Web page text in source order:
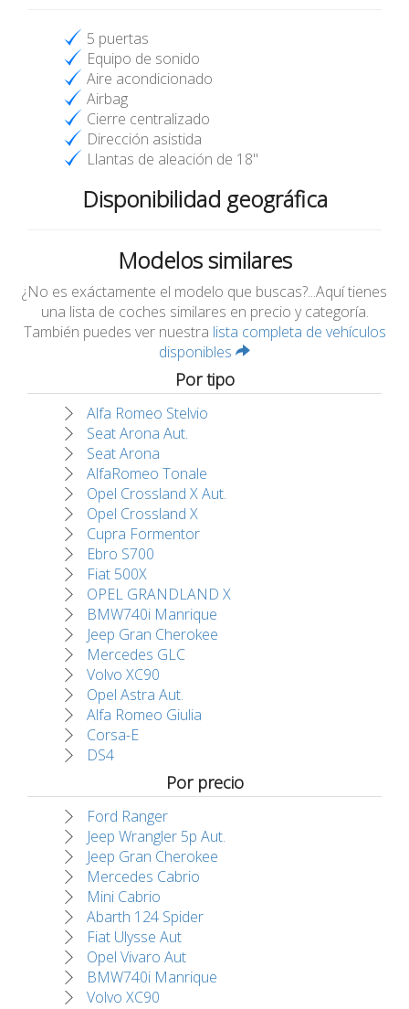
5 puertas
Equipo de sonido
Aire acondicionado
Airbag
Cierre centralizado
Dirección asistida
Llantas de aleación de 18"
Disponibilidad geográfica
Modelos similares
¿No es exáctamente el modelo que buscas?...Aquí tienes
una lista de coches similares en precio y categoría.
También puedes ver nuestra lista completa de vehículos
disponibles
Por tipo
Alfa Romeo Stelvio
Seat Arona Aut.
Seat Arona
AlfaRomeo Tonale
Opel Crossland X Aut.
Opel Crossland X
Cupra Formentor
Ebro S700
Fiat 500X
OPEL GRANDLAND X
BMW740i Manrique
Jeep Gran Cherokee
Mercedes GLC
Volvo XC90
Opel Astra Aut.
Alfa Romeo Giulia
Corsa-E
DS4
Por precio
Ford Ranger
Jeep Wrangler 5p Aut.
Jeep Gran Cherokee
Mercedes Cabrio
Mini Cabrio
Abarth 124 Spider
Fiat Ulysse Aut
Opel Vivaro Aut
BMW740i Manrique
Volvo XC90